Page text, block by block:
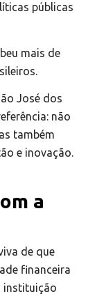
públicas
mais de
José dos
não
também
e inovação.
a
de que
financeira
instituição